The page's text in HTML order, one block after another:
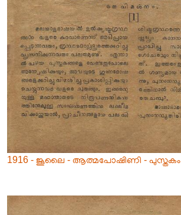
1916 - ജൂലൈ - ആത്മപോഷിണി - പുസ്തകം